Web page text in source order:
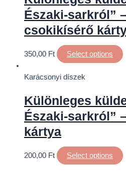
Északi-sarkról”
csokikísérő
350,00 Ft Select options
Karácsonyi díszek
Különleges
Északi-sarkról”
kártya
200,00 Ft Select options